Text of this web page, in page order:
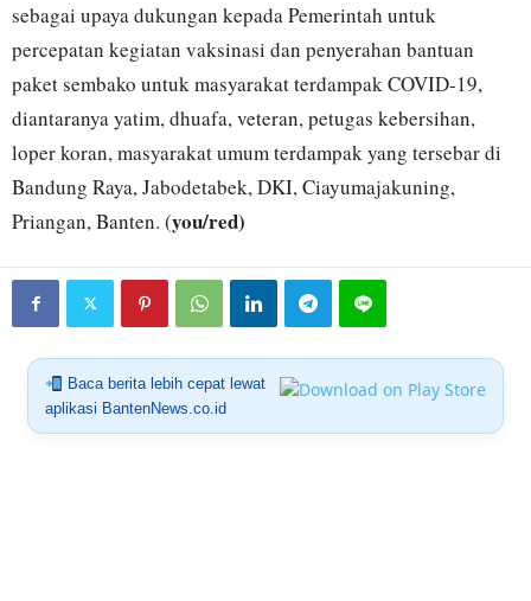
sebagai upaya dukungan kepada Pemerintah untuk
percepatan kegiatan vaksinasi dan penyerahan bantuan
paket sembako untuk masyarakat terdampak COVID-19,
diantaranya yatim, dhuafa, veteran, petugas kebersihan,
loper koran, masyarakat umum terdampak yang tersebar di
Bandung Raya, Jabodetabek, DKI, Ciayumajakuning,
Priangan, Banten. (you/red)
Baca berita lebih cepat lewat
aplikasi BantenNews.co.id